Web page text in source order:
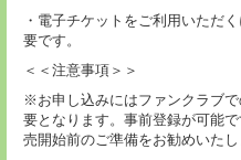
・電子チケットをご利用いただ
要です。
＜＜注意事項＞＞
※お申し込みにはファンクラブ
要となります。事前登録が可能
売開始前のご準備をお勧めいたし